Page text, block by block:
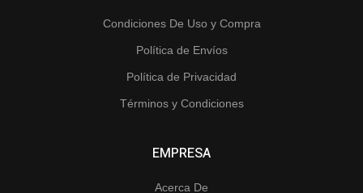
Condiciones De Uso y Compra
Política de Envíos
Política de Privacidad
Términos y Condiciones
EMPRESA
Acerca De